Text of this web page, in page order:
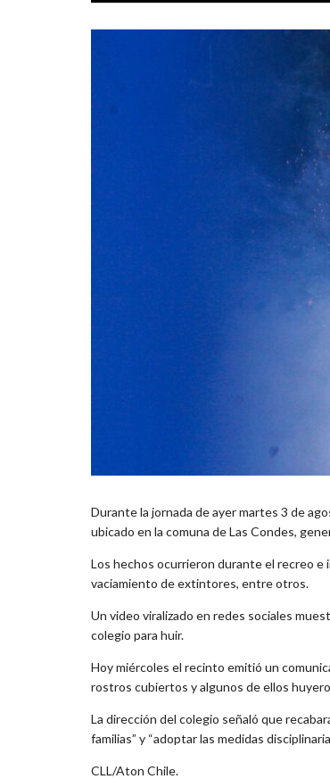
Durante la jornada de ayer martes 3 de
ubicado en la comuna de Las Condes,
Los hechos ocurrieron durante el recreo e
vaciamiento de extintores, entre otros.
Un video viralizado en redes sociales
colegio para huir.
Hoy miércoles el recinto emitió un
rostros cubiertos y algunos de ellos
La dirección del colegio señaló que
familias” y “adoptar las medidas
CLL/Aton Chile.